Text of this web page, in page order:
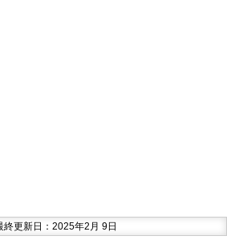
更新日：2025年2月 9日